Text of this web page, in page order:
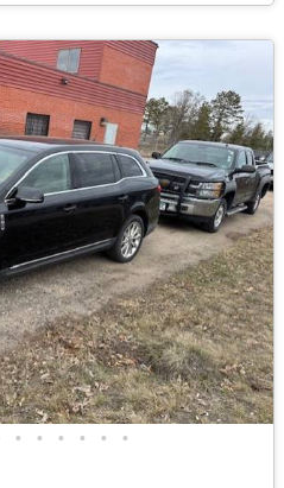
• • • • • •